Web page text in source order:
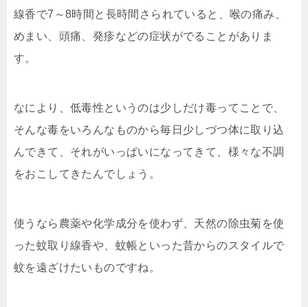
線香で7～8時間と長時間さられていると、喉の痛み、
めまい、頭痛、発疹などの症状がでることがありま
す。
なにより、低毒性というのは少しだけ毒ってことで、
そんな毒をいろんなものから毎日少しづつ体に取り込
んできて、それがいっぱいになってきて、様々な不調
をおこしてきたんでしょう。
使うなら農薬や化学成分を使わず、天然の除虫菊を使
った蚊取り線香や、蚊帳といった昔からのスタイルで
蚊を遠ざけたいものですね。